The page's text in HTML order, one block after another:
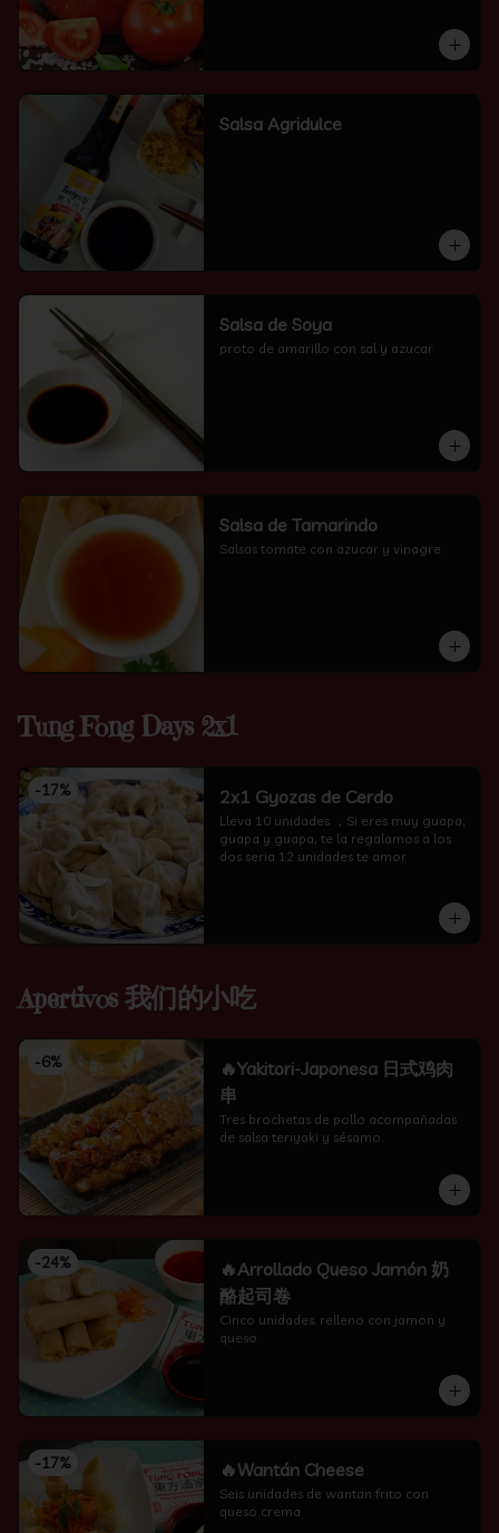
Salsa Agridulce
Salsa de Soya
proto de amarillo con sal y azucar
Salsa de Tamarindo
Salsas tomate con azucar y vinagre
Tung Fong Days 2x1
-17% 2x1 Gyozas de Cerdo
Lleva 10 unidades ，Si eres muy guapa,
guapa y guapa, te la regalamos a los
dos seria 12 unidades te amor
Apertivos 我们的小吃
-6%
🔥Yakitori-Japonesa 日式鸡肉
串
Tres brochetas de pollo acompañadas
de salsa teriyaki y sésamo.
-24%
🔥Arrollado Queso Jamón 奶
酪起司卷
Cinco unidades. relleno con jamon y
queso
-17% 🔥Wantán Cheese
Seis unidades de wantan frito con
queso crema